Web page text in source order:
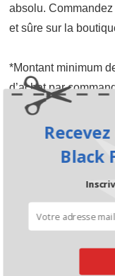
absolu.
et sûre sur la
*Montant minimum
d’achat par
période indiquée.
Black